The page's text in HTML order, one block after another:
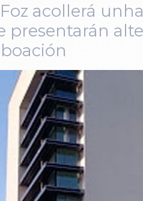
acollerá
presentarán